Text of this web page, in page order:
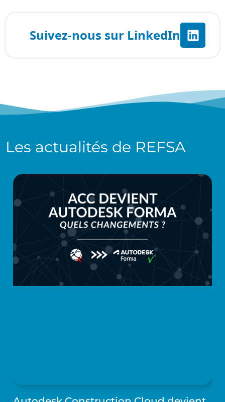
Les actualités de REFSA